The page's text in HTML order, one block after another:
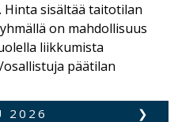
Hinta sisältää taitotilan
on mahdollisuus
liikkumista
päätilan
❯
2026